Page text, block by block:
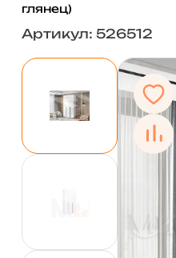
глянец)
Артикул: 526512